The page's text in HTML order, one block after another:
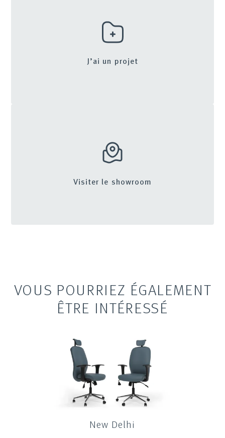
J’ai un projet
Visiter le showroom
VOUS POURRIEZ ÉGALEMENT
ÊTRE INTÉRESSÉ
New Delhi